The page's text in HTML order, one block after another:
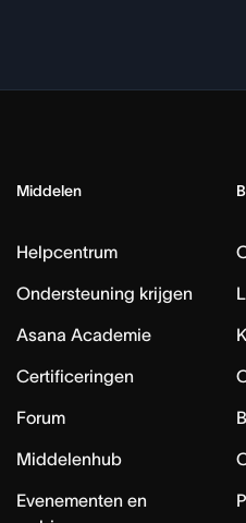
Middelen
Helpcentrum
Ondersteuning krijgen
Asana Academie
Certificeringen
Forum
Middelenhub
Evenementen en